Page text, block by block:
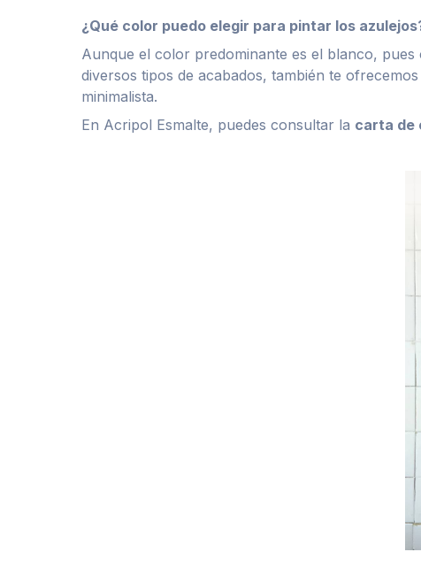
¿Qué color puedo elegir para pintar los
Aunque el color predominante es el blanco, pues
diversos tipos de acabados, también te
minimalista.
En Acripol Esmalte, puedes consultar la carta de